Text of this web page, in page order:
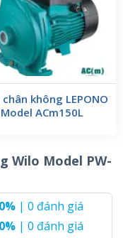
không LEPONO
Model ACm150L
Wilo Model PW-
0% | 0 đánh giá
0% | 0 đánh giá